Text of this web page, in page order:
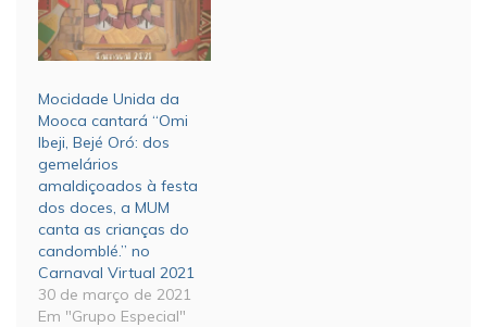
Mocidade Unida da
Mooca cantará “Omi
Ibeji, Bejé Oró: dos
gemelários
amaldiçoados à festa
dos doces, a MUM
canta as crianças do
candomblé.” no
Carnaval Virtual 2021
30 de março de 2021
Em "Grupo Especial"